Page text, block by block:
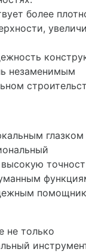
более
незаменимым
глазком
не только